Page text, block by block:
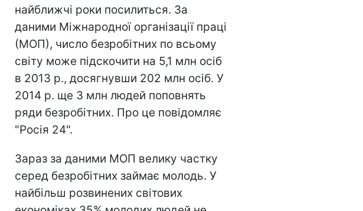
найближчі роки посилиться. За
даними Міжнародної організації праці
(МОП), число безробітних по всьому
світу може підскочити на 5,1 млн осіб
в 2013 р., досягнувши 202 млн осіб. У
2014 р. ще 3 млн людей поповнять
ряди безробітних. Про це повідомляє
"Росія 24".
Зараз за даними МОП велику частку
серед безробітних займає молодь. У
найбільш розвинених світових